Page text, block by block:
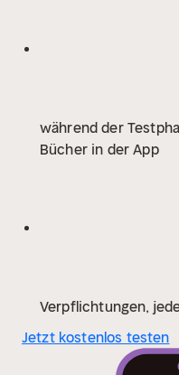
während der
Bücher in der App
Verpflichtungen,
Jetzt kostenlos testen